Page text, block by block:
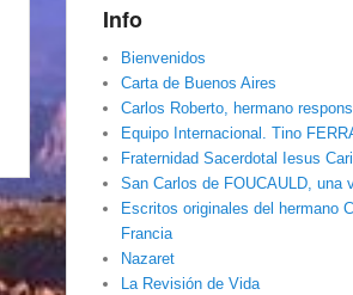
Info
Bienvenidos
Carta de Buenos Aires
Carlos Roberto, hermano
Equipo Internacional. Tino
Fraternidad Sacerdotal Iesus
San Carlos de FOUCAULD, una
Escritos originales del hermano
Francia
Nazaret
La Revisión de Vida